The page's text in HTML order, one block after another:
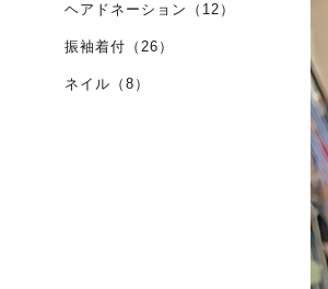
ヘアドネーション（12）
振袖着付（26）
ネイル（8）